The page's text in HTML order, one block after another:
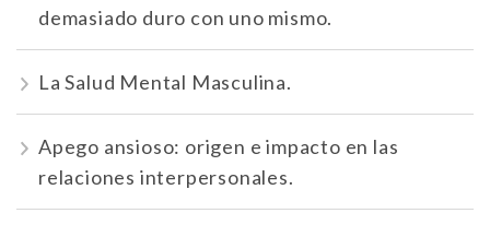
demasiado duro con uno mismo.
La Salud Mental Masculina.
Apego ansioso: origen e impacto en las
relaciones interpersonales.